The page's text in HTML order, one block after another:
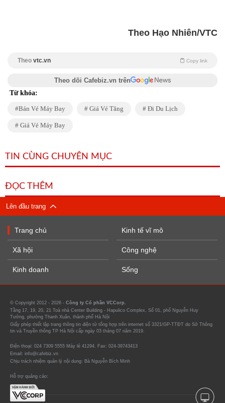
Theo Hạo Nhiên/VTC
Theo vtc.vn Copy link
Theo dõi Cafebiz.vn trên
Từ khóa:
Bán Vé Máy Bay Giá Vé Tăng Đi Du Lịch
Giá Vé Máy Bay
TIN CÙNG CHUYÊN MỤC
ĐỌC THÊM
Lên đầu trang
Trang chủ
Xã hội
Kinh doanh
Kinh tế vĩ mô
Công nghệ
Sống
© Copyright 2012 - 2026 - Công ty Cổ phần VCCorp.
Tầng 17, 19, 20, 21 Toà nhà Center Building - Hapulico Complex, Số 01, phố Nguyễn Huy
Tưởng, phường Thanh Xuân, thành phố Hà Nội
Giấy phép thiết lập trang thông tin điện tử tổng hợp trên internet số 3321/GP-TTĐT do Sở Thông
tin và Truyền thông TP Hà Nội cấp ngày 03 tháng 07 năm 2019.
Điện thoại: 024 7309 5555 Máy lẻ 41294. Fax: 024-39743413
Email: info@cafebiz.vn
Chịu trách nhiệm quản lý nội dung: Bà Nguyễn Bích Minh
Hỗ trợ quảng cáo: